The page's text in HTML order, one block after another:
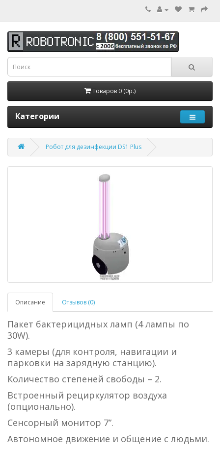
Товаров 0 (0р.)
Категории
Робот для дезинфекции DS1 Plus
Описание Отзывов (0)
Пакет бактерицидных ламп (4 лампы по
30W).
3 камеры (для контроля, навигации и
парковки на зарядную станцию).
Количество степеней свободы – 2.
Встроенный рециркулятор воздуха
(опционально).
Сенсорный монитор 7”.
Автономное движение и общение с людьми.